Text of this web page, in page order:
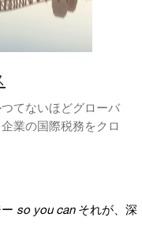
てないほどグローバ
業の国際税務をクロ
so you can それが、深